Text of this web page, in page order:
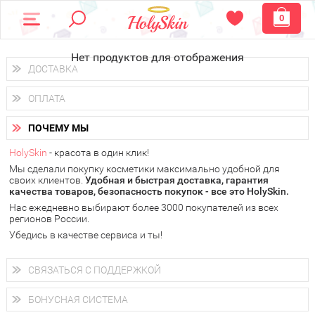
0
Нет продуктов для отображения
ДОСТАВКА
Доставка осуществляетсяпо всем городам России.
Вы можете выбрать доставку курьером, Почтой России или
получить заказ в пунктах выдачи PickPoint или пункте
самовывоза.
В 20 городах России доставка осуществляется ужена
следующий день.
у Вас всегда есть возможность получитьбесплатную
доставку от HolySkin.
подробнее об условиях доставки и оплаты в Вашем городе
ОПЛАТА
Вы можете оплатить свой заказ любым удобным способом:
наличными деньгами (
через интернет-банк (Альфа-банк, Сбербанк) и другими
электронными способами.
ПОЧЕМУ МЫ
HolySkin - красота в один клик!
Мы сделали покупку косметики максимально удобной для
своих клиентов. Удобная и быстрая доставка, гарантия
качества товаров, безопасность покупок - все это HolySkin.
Нас ежедневно выбирают более 3000 покупателей из всех
регионов России.
Убедись в качестве сервиса и ты!
СВЯЗАТЬСЯ С ПОДДЕРЖКОЙ
+7 (800) 707-24-55
Мы будем рады ответить на все Ваши вопросы по работе
магазина, проконсультировать по товарам, рассказать о
БОНУСНАЯ СИСТЕМА